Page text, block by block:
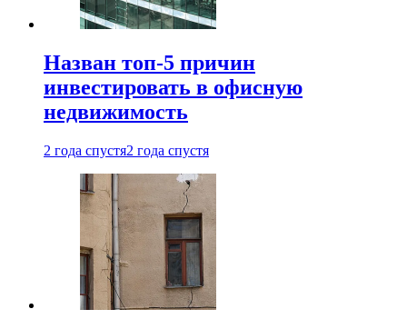
Назван топ-5 причин
инвестировать в офисную
недвижимость
2 года спустя2 года спустя